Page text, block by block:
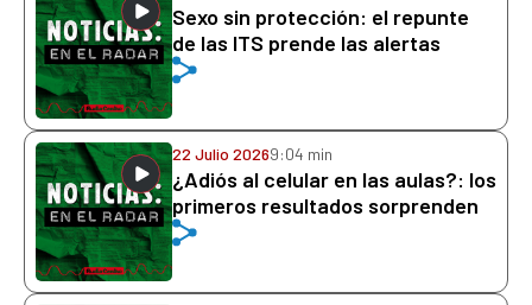
Sexo sin protección: el repunte
de las ITS prende las alertas
22 Julio 20269:04 min
¿Adiós al celular en las aulas?: los
primeros resultados sorprenden